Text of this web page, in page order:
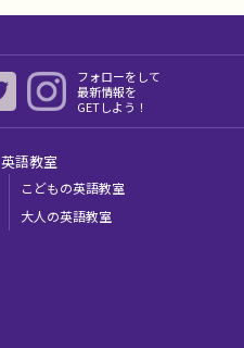
フォローをして
最新情報を
GETしよう！
英語教室
こどもの英語教室
大人の英語教室